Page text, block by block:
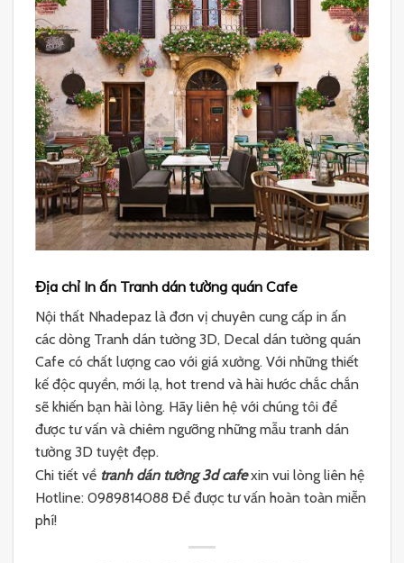
Địa chỉ In ấn Tranh dán tường quán Cafe
Nội thất Nhadepaz là đơn vị chuyên cung cấp in ấn
các dòng Tranh dán tường 3D, Decal dán tường quán
Cafe có chất lượng cao với giá xưởng. Với những thiết
kế độc quyền, mới lạ, hot trend và hài hước chắc chắn
sẽ khiến bạn hài lòng. Hãy liên hệ với chúng tôi để
được tư vấn và chiêm ngưỡng những mẫu tranh dán
tường 3D tuyệt đẹp.
Chi tiết về tranh dán tường 3d cafexin vui lòng liên hệ
Hotline: 0989814088 Để được tư vấn hoàn toàn miễn
phí!